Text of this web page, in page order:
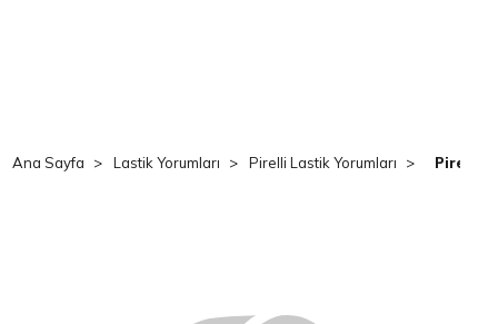
Ana Sayfa Lastik Yorumları Pirelli Lastik Yorumları Pirelli